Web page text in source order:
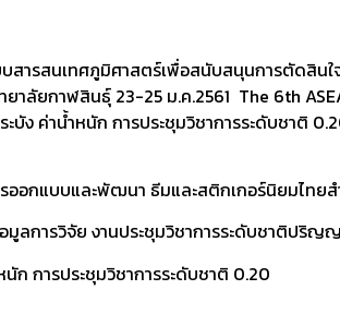
บสารสนเทศภูมิศาสตร์เพื่อสนับสนุนการตัดสิน
ยาลัยกาฬสินธุ์ 23-25 ม.ค.2561 The 6th
ะบัง ค่าน้ำหนัก การประชุมวิชาการระดับชาติ
ออกแบบและพัฒนา ธีมและสติกเกอร์นิยมไทย
มูลการวิจัย งานประชุมวิชาการระดับชาติปริญ
นัก การประชุมวิชาการระดับชาติ 0.20